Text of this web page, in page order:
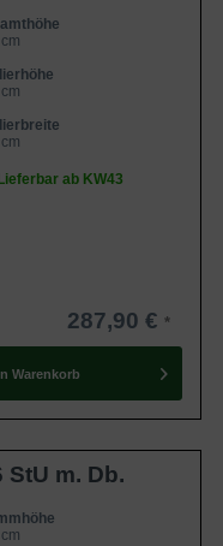
Lieferbar ab KW43
287,90 €
Warenkorb
m. Db.